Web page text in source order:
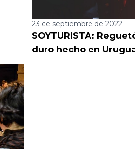
23 de septiembre de 2022
SOYTURISTA:
duro hecho en